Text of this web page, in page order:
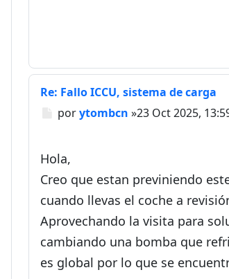
Re: Fallo ICCU, sistema de carga
Mensaje
porytombcn »23 Oct 2025,
Hola,
Creo que estan previniendo
cuando llevas el coche a
Aprovechando la visita para
cambiando una bomba que
es global por lo que se